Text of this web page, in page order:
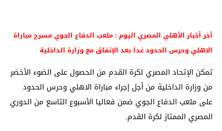
آخر أخبار الأهلي المصري اليوم : ملعب الدفاع الجوي مسرح مباراة
الاهلي وحرس الحدود غدا بعد الإتفاق مع وزارة الداخلية
تمكن الإتحاد المصري لكرة القدم من الحصول على الضوء الأخضر
من وزارة الداخلية من أجل إجراء مباراة الاهلي وحرس الحدود
على ملعب الدفاع الجوي ضمن فعاليا الأسبوع التاسع من الدوري
المصري الممتاز لكرة القدم.